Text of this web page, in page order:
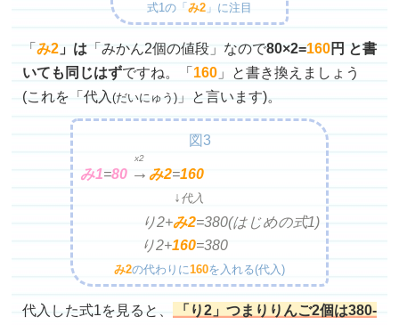
式1の「 み2 」に注目
「み2」は「みかん2個の値段」なので80×2=160円 と書
いても同じはずですね。「160」と書き換えましょう
(これを「代入 (だいにゅう)」と言います)。
図3
み1=80 →
x2
み2=160
↓ 代入
り2+み2=
り2+160=
380(はじめの式1)
380
み2の代わりに160を入れる(代入)
代入した式1を見ると、
「り2」つまりりんご2個は380-